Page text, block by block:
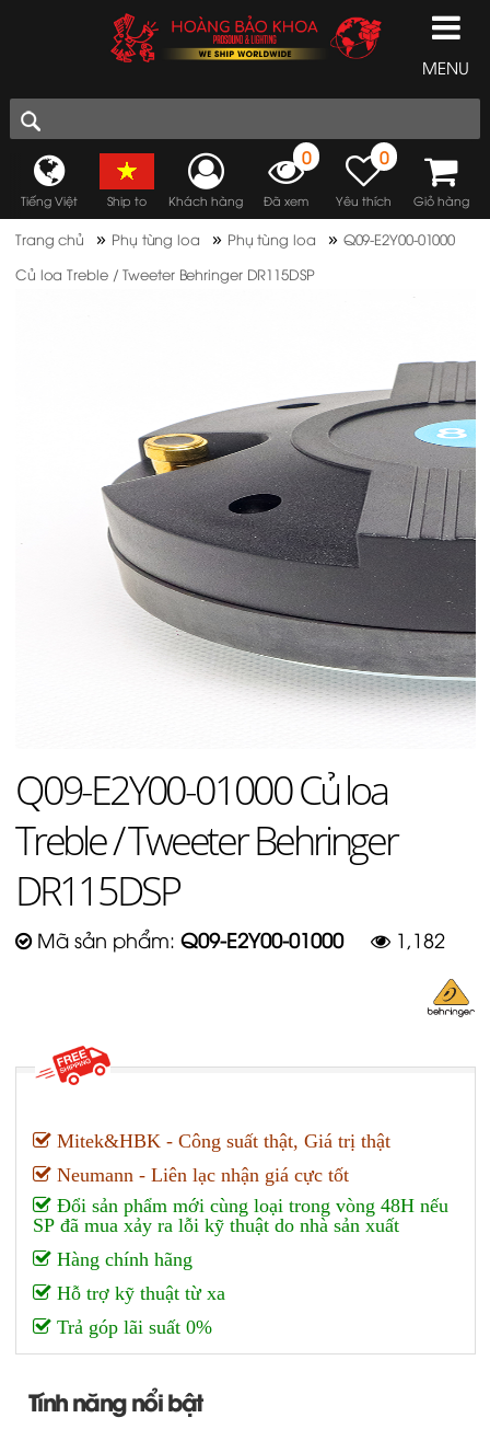
MENU
Tiếng Việt Ship to Khách hàng
0
Đã xem
0
Yêu thích Giỏ hàng
Trang chủ » Phụ tùng loa » Phụ tùng loa » Q09-E2Y00-01000
Củ loa Treble / Tweeter Behringer DR115DSP
Q09-E2Y00-01000 Củ loa
Treble / Tweeter Behringer
DR115DSP
Mã sản phẩm: Q09-E2Y00-01000 1,182
Mitek&HBK - Công suất thật, Giá trị thật
Neumann - Liên lạc nhận giá cực tốt
Đổi sản phẩm mới cùng loại trong vòng 48H nếu
SP đã mua xảy ra lỗi kỹ thuật do nhà sản xuất
Hàng chính hãng
Hỗ trợ kỹ thuật từ xa
Trả góp lãi suất 0%
Tính năng nổi bật